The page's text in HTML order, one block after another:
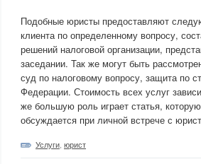
Подобные юристы предоставляют
клиента по определенному вопросу,
решений налоговой организации,
заседании. Так же могут быть
суд по налоговому вопросу, защита по
Федерации. Стоимость всех услуг
же большую роль играет статья,
обсуждается при личной встрече с
Услуги юрист